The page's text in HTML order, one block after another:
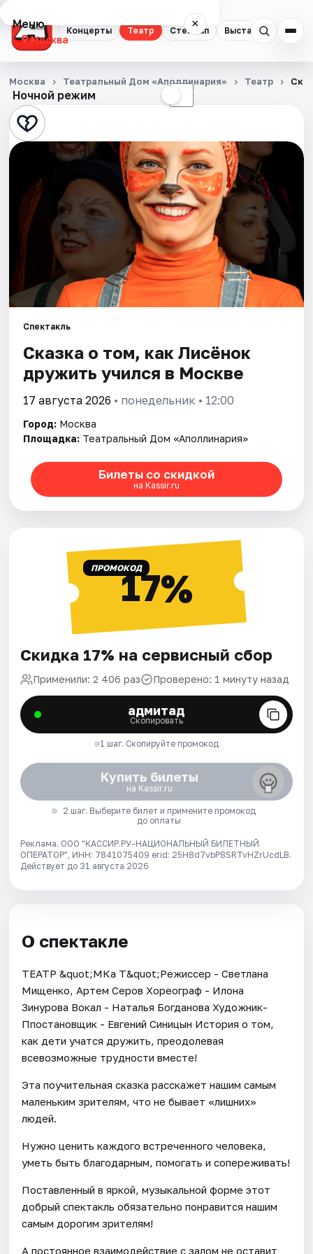
Концерты Театр Стендап Выставки
Меню ×
Москва
Концерты
Театр
Стендап
Квесты
Экскурсии
Спорт
События
Города
Площадки
Рейтинги
Ночной режим ☾
Москва Театральный Дом «Аполлинария» Театр
Спектакль
Сказка о том, как Лисёнок
дружить учился в Москве
17 августа 2026 • понедельник • 12:00
Город: Москва
Площадка: Театральный Дом «Аполлинария»
Билеты со скидкой
на Kassir.ru
ПРОМОКОД17%
Скидка 17% на сервисный сбор
Применили: 2 406 раз Проверено: 1 минуту назад
адмитад
Скопировать
1 шаг. Скопируйте промокод
Купить билеты
на Kassir.ru
2 шаг. Выберите билет и примените промокод
до оплаты
Реклама. ООО "КАССИР.РУ-НАЦИОНАЛЬНЫЙ БИЛЕТНЫЙ
ОПЕРАТОР", ИНН: 7841075409 erid: 25H8d7vbP8SRTvHZrUcdLB.
Действует до 31 августа 2026
О спектакле
ТЕАТР &quot;МКа Т&quot;Режиссер - Светлана
Мищенко, Артем Серов Хореограф - Илона
Зинурова Вокал - Наталья Богданова Художник-
Ппостановщик - Евгений Синицын История о том,
как дети учатся дружить, преодолевая
всевозможные трудности вместе!
Эта поучительная сказка расскажет нашим самым
маленьким зрителям, что не бывает «лишних»
людей.
Нужно ценить каждого встреченного человека,
уметь быть благодарным, помогать и сопереживать!
Поставленный в яркой, музыкальной форме этот
добрый спектакль обязательно понравится нашим
самым дорогим зрителям!
А постоянное взаимодействие с залом не оставит